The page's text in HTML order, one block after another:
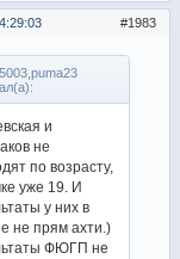
1983
и
не
по возрасту,
уже 19. И
у них в
не прям ахти.)
ФЮГП не